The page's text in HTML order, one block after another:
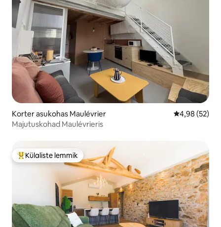
Korter asukohas Maulévrier Keskmine
4,98 (52)
Majutuskohad Maulévrieris
Külaliste suur lemmik
Külaliste lemmik